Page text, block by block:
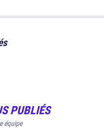
PUBLIÉS
équipe